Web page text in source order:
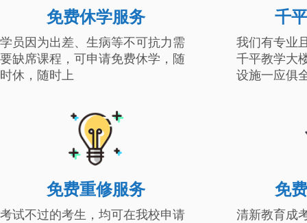
免费休学服务
学员因为出差、生病等不可抗力需
要缺席课程，可申请免费休学，随
时休，随时上
千
我们有专业
千平教学大
设施一应俱
免费重修服务
考试不过的考生，均可在我校申请
免
清新教育成